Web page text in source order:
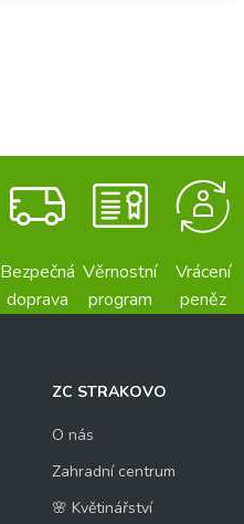
Bezpečná
doprava
Věrnostní
program
Vrácení
peněz
ZC STRAKOVO
O nás
Zahradní centrum
🌸 Květinářství